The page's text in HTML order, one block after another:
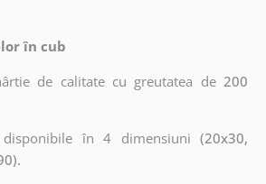
în cub
de calitate cu greutatea de200
disponibile în 4 dimensiuni (20x30,